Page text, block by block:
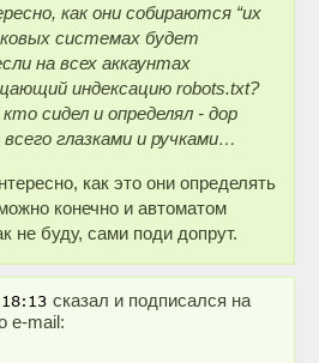
как они собираются “их
системах будет
на всех аккаунтах
индексацию robots.txt?
сидел и определял - дор
глазками и ручками…
как это они определять
конечно и автоматом
не буду, сами поди допрут.
сказал и подписался на
e-mail: